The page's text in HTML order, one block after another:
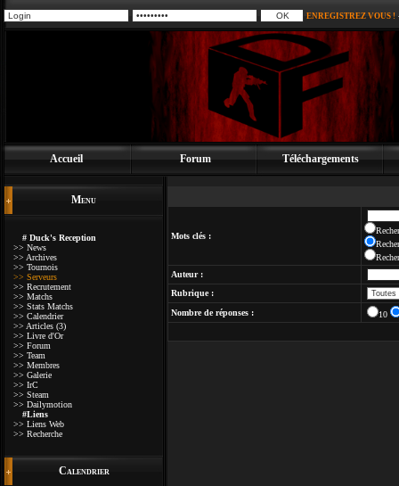
ENREGISTREZ VOUS !
Accueil Forum Téléchargements
Menu
# Duck's Reception
>> News
>> Archives
>> Tournois
>> Serveurs
>> Recrutement
>> Matchs
>> Stats Matchs
>> Calendrier
>> Articles (3)
>> Livre d'Or
>> Forum
>> Team
>> Membres
>> Galerie
>> IrC
>> Steam
>> Dailymotion
#Liens
>> Liens Web
>> Recherche
Calendrier
Mots clés :
Auteur :
Rubrique :
Nombre de réponses :
10